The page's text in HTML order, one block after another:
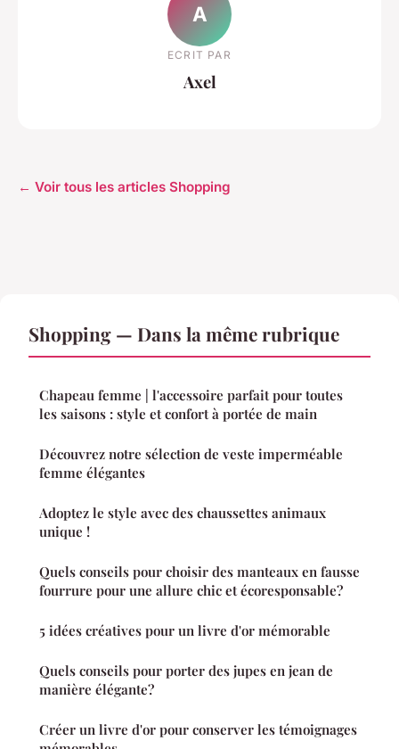
A
ECRIT PAR
Axel
← Voir tous les articles Shopping
Shopping — Dans la même rubrique
Chapeau femme | l'accessoire parfait pour toutes
les saisons : style et confort à portée de main
Découvrez notre sélection de veste imperméable
femme élégantes
Adoptez le style avec des chaussettes animaux
unique !
Quels conseils pour choisir des manteaux en fausse
fourrure pour une allure chic et écoresponsable?
5 idées créatives pour un livre d'or mémorable
Quels conseils pour porter des jupes en jean de
manière élégante?
Créer un livre d'or pour conserver les témoignages